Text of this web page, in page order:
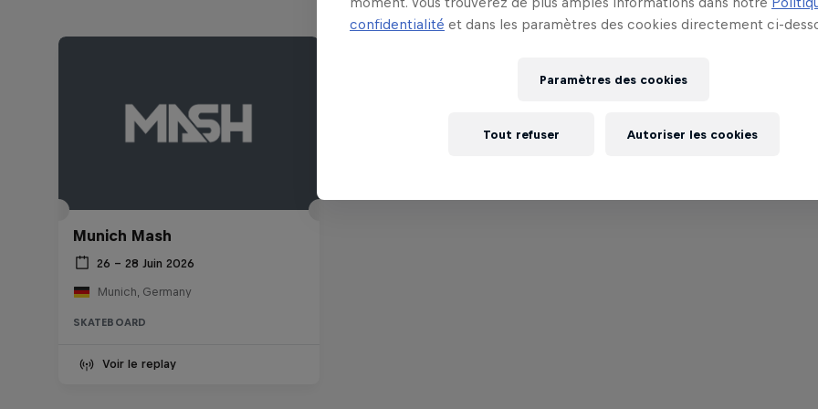
Munich Mash
26 – 28 Juin 2026
Munich, Germany
SKATEBOARD
Voir le replay
confidentialité et dans les paramètres des cookies directement ci-
Paramètres des cookies
Tout refuser Autoriser les cookies